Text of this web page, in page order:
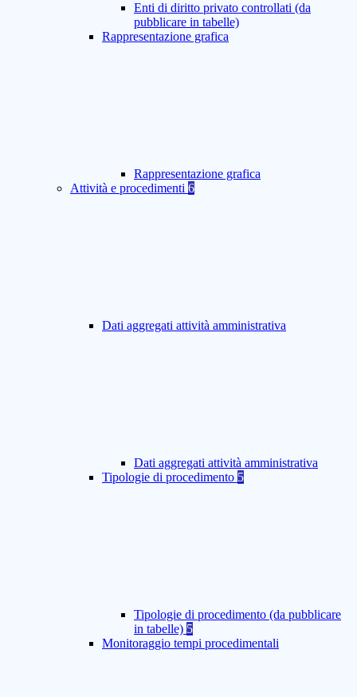
Enti di diritto privato controllati (da
pubblicare in tabelle)
Rappresentazione grafica
Rappresentazione grafica
Attività e procedimenti 6
Dati aggregati attività amministrativa
Dati aggregati attività amministrativa
Tipologie di procedimento 5
Tipologie di procedimento (da pubblicare
in tabelle) 5
Monitoraggio tempi procedimentali